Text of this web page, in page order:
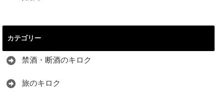
カテゴリー
禁酒・断酒のキロク
旅のキロク